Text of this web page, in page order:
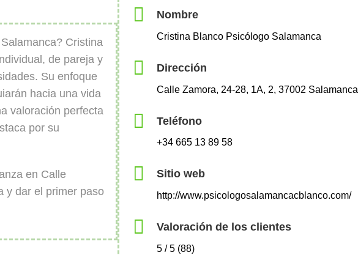
Cristina
de pareja y
Su enfoque
hacia una vida
valoración perfecta
por su
en Calle
y dar el primer paso
Nombre
Cristina Blanco Psicólogo Salamanca
Dirección
Calle Zamora, 24-28, 1A, 2, 37002 Salamanca
Teléfono
+34 665 13 89 58
Sitio web
http://www.psicologosalamancacblanco.com/
Valoración de los clientes
5 / 5 (88)